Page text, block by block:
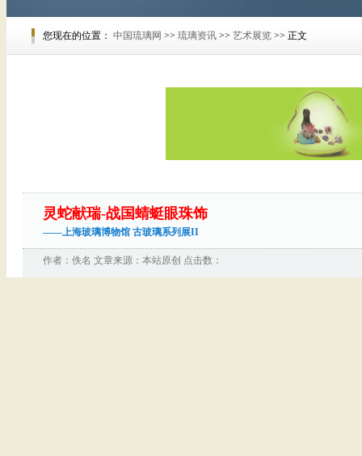
您现在的位置： 中国琉璃网 >> 琉璃资讯 >> 艺术展览 >> 正文
灵蛇献瑞-战国蜻蜓眼珠饰
——上海玻璃博物馆 古玻璃系列展II
作者：佚名 文章来源：本站原创 点击数：